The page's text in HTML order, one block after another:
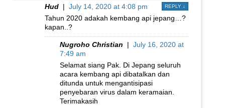
Hud | July 14, 2020 at 4:08 pm REPLY ↓
Tahun 2020 adakah kembang api jepang…?
kapan..?
Nugroho Christian | July 16, 2020 at
7:49 am
Selamat siang Pak. Di Jepang seluruh
acara kembang api dibatalkan dan
ditunda untuk mengantisipasi
penyebaran virus dalam keramaian.
Terimakasih